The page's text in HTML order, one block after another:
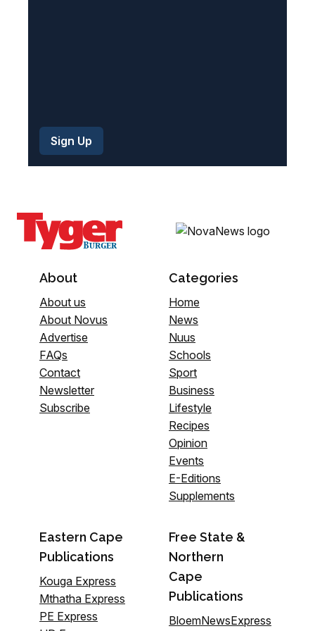
About
About us
About Novus
Advertise
FAQs
Contact
Newsletter
Subscribe
Categories
Home
News
Nuus
Schools
Sport
Business
Lifestyle
Recipes
Opinion
Events
E-Editions
Supplements
Eastern Cape
Publications
Kouga Express
Mthatha Express
PE Express
Free State &
Northern
Cape
Publications
BloemNewsExpress